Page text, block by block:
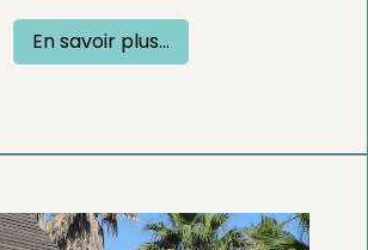
En savoir plus...